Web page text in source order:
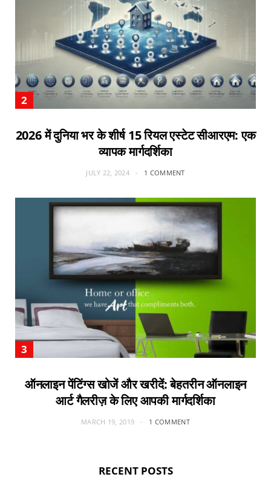
2026 में दुनिया भर के शीर्ष 15 रियल एस्टेट सीआरएम: एक
व्यापक मार्गदर्शिका
JULY 22, 2024 1 COMMENT
ऑनलाइन पेंटिंग्स खोजें और खरीदें: बेहतरीन ऑनलाइन
आर्ट गैलरीज़ के लिए आपकी मार्गदर्शिका
MARCH 19, 2019 1 COMMENT
RECENT POSTS